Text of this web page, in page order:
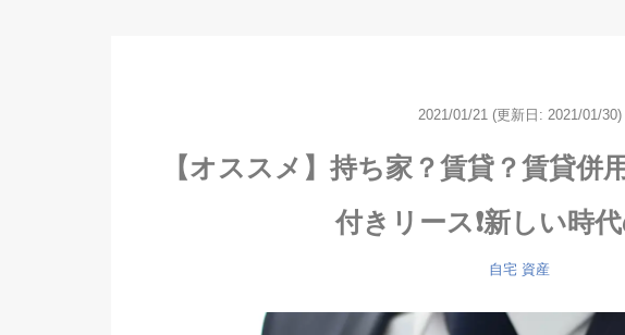
2021/01/21 (更新日: 2021/01/30)
【オススメ】持ち家？賃貸？賃貸併
付きリース❗️新しい時
自宅 資産